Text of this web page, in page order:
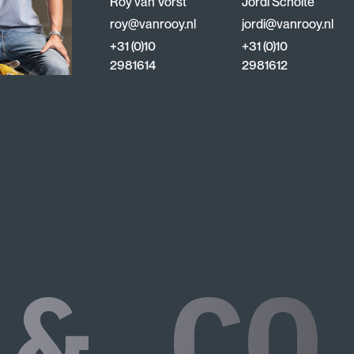
roy@vanrooy.nl
+31 (0)10
2981614
jordi@vanrooy.nl
+31 (0)10
2981612